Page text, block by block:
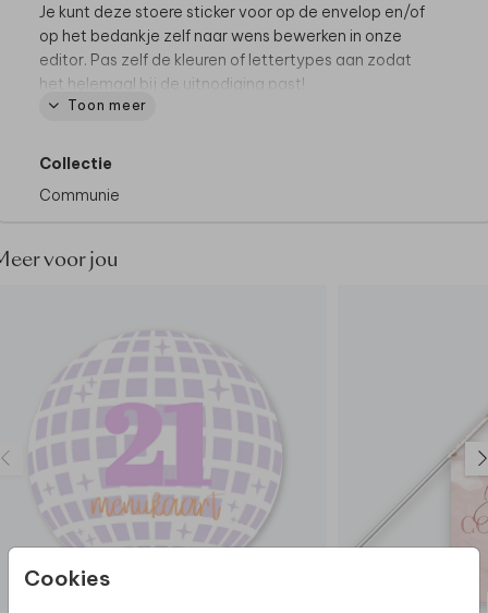
Cookies
Je kunt deze stoere sticker voor op de envelop en/of
op het bedankje zelf naar wens bewerken in onze
editor. Pas zelf de kleuren of lettertypes aan zodat
het helemaal bij de uitnodiging past!
Toon meer
Collectie
Communie
voor jou